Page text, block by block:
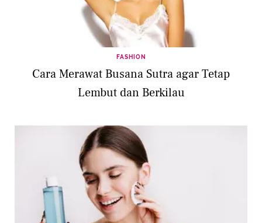
FASHION
Cara Merawat Busana Sutra agar Tetap
Lembut dan Berkilau